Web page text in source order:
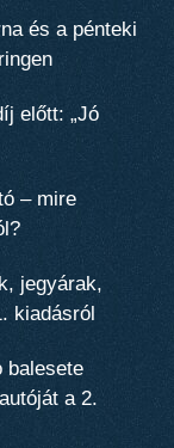
és a pénteki
előtt: „Jó
– mire
jegyárak,
kiadásról
balesete
a 2.